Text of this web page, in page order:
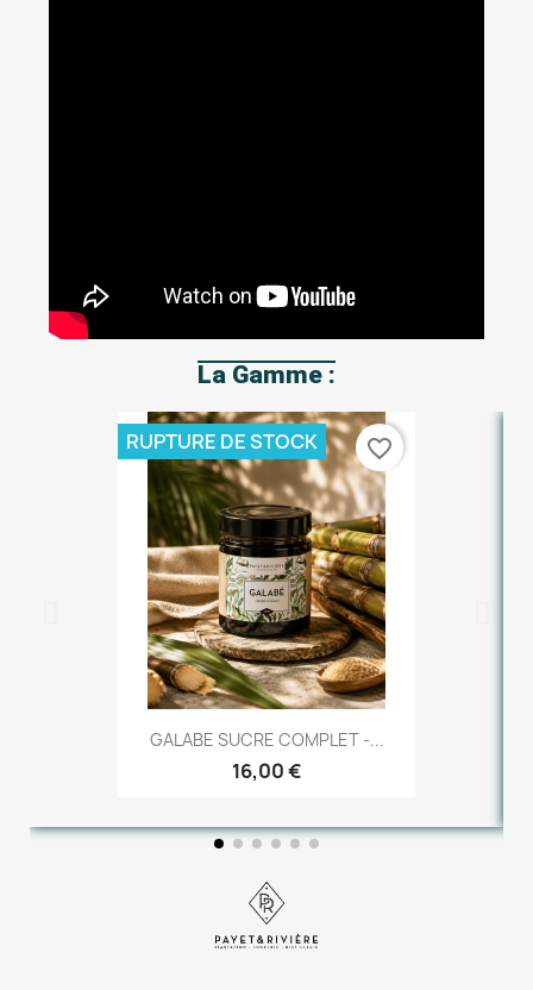
La Gamme :
GALABE SUCRE COMPLET -...
16,00 €
RUPTURE DE STOCK favorite_border